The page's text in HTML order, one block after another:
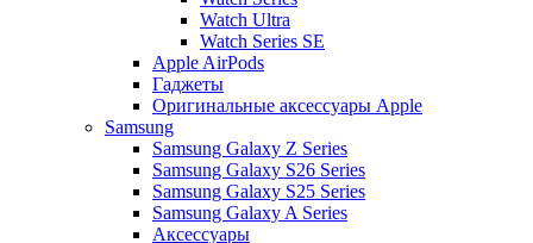
Watch Ultra
Watch Series SE
Apple AirPods
Гаджеты
Оригинальные аксессуары Apple
Samsung
Samsung Galaxy Z Series
Samsung Galaxy S26 Series
Samsung Galaxy S25 Series
Samsung Galaxy A Series
Аксессуары